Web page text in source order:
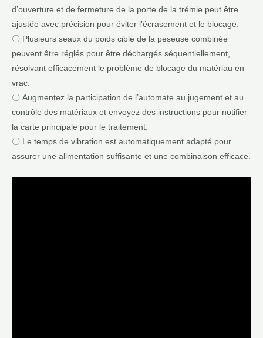
d’ouverture et de fermeture de la porte de la trémie peut être
ajustée avec précision pour éviter l’écrasement et le blocage.
〇 Plusieurs seaux du poids cible de la peseuse combinée
peuvent être réglés pour être déchargés séquentiellement,
résolvant efficacement le problème de blocage du matériau en
vrac.
〇 Augmentez la participation de l’automate au jugement et au
contrôle des matériaux et envoyez des instructions pour notifier
la carte principale pour le traitement.
〇 Le temps de vibration est automatiquement adapté pour
assurer une alimentation suffisante et une combinaison efficace.